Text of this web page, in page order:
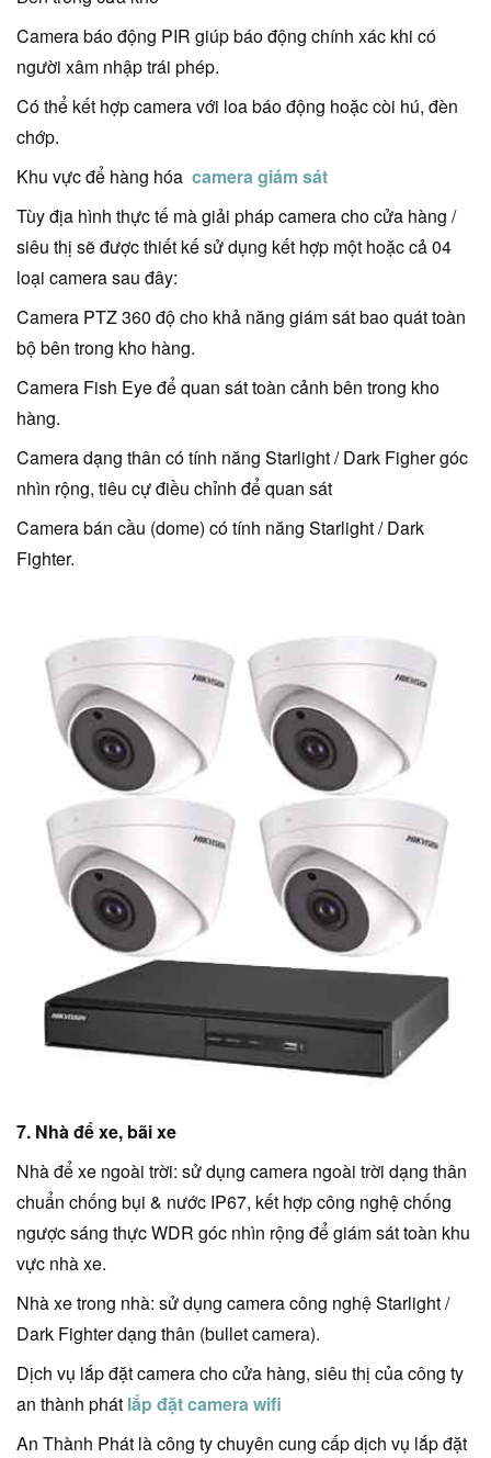
Camera báo động PIR giúp báo động chính xác khi có
người xâm nhập trái phép.
Có thể kết hợp camera với loa báo động hoặc còi hú, đèn
chớp.
Khu vực để hàng hóa camera giám sát
Tùy địa hình thực tế mà giải pháp camera cho cửa hàng /
siêu thị sẽ được thiết kế sử dụng kết hợp một hoặc cả 04
loại camera sau đây:
Camera PTZ 360 độ cho khả năng giám sát bao quát toàn
bộ bên trong kho hàng.
Camera Fish Eye để quan sát toàn cảnh bên trong kho
hàng.
Camera dạng thân có tính năng Starlight / Dark Figher góc
nhìn rộng, tiêu cự điều chỉnh để quan sát
Camera bán cầu (dome) có tính năng Starlight / Dark
Fighter.
7. Nhà để xe, bãi xe
Nhà để xe ngoài trời: sử dụng camera ngoài trời dạng thân
chuẩn chống bụi & nước IP67, kết hợp công nghệ chống
ngược sáng thực WDR góc nhìn rộng để giám sát toàn khu
vực nhà xe.
Nhà xe trong nhà: sử dụng camera công nghệ Starlight /
Dark Fighter dạng thân (bullet camera).
Dịch vụ lắp đặt camera cho cửa hàng, siêu thị của công ty
an thành phát lắp đặt camera wifi
An Thành Phát là công ty chuyên cung cấp dịch vụ lắp đặt